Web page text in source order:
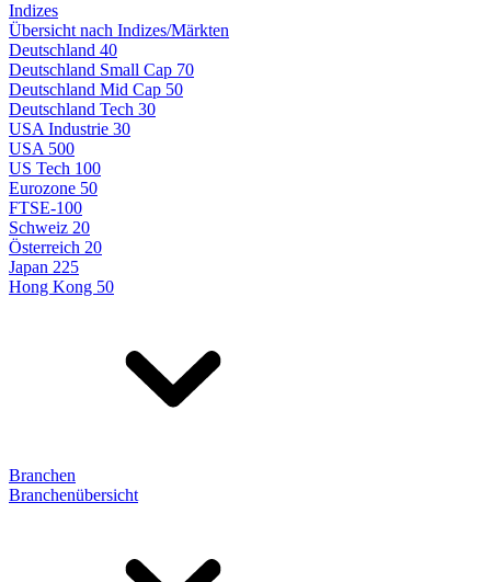
Indizes
Übersicht nach Indizes/Märkten
Deutschland 40
Deutschland Small Cap 70
Deutschland Mid Cap 50
Deutschland Tech 30
USA Industrie 30
USA 500
US Tech 100
Eurozone 50
FTSE-100
Schweiz 20
Österreich 20
Japan 225
Hong Kong 50
Branchen
Branchenübersicht